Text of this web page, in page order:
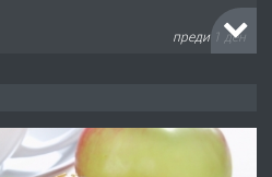
преди 1 ден
В ЦЕНТЪРА НА ГР.